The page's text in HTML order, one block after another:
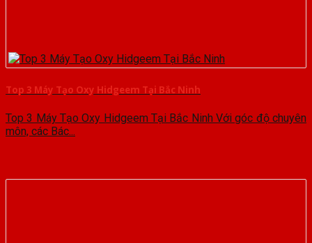
Top 3 Máy Tạo Oxy Hidgeem Tại Bắc Ninh
Top 3 Máy Tạo Oxy Hidgeem Tại Bắc Ninh Với góc độ chuyên
môn, các Bác...